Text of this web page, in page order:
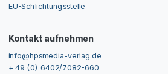
EU-Schlichtungsstelle
Kontakt aufnehmen
info@hpsmedia-verlag.de
+ 49 (0) 6402/7082-660